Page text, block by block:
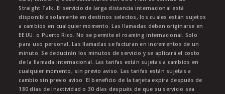
Straight Talk. El servicio de larga distancia internacional está
disponible solamente en destinos selectos, los cuales están sujetos
a cambios en cualquier momento. Las llamadas deben originarse en
EE.UU. o Puerto Rico. No se permite el roaming internacional. Solo
para uso personal. Las llamadas se facturan en incrementos de un
minuto. Se deducirán los minutos de servicio y se aplicará el costo
de la llamada internacional. Las tarifas están sujetas a cambios en
cualquier momento, sin previo aviso. Las tarifas están sujetas a
cambio sin previo aviso. El beneficio de la tarjeta expira después de
180 días de inactividad o 30 días después de que su servicio sea